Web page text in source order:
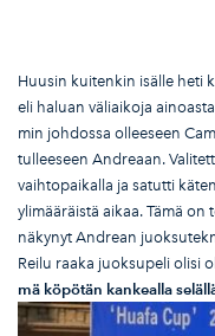
Huusin kuitenkin isälle heti
eli haluan väliaikoja
min johdossa olleeseen
tulleeseen Andreaan.
vaihtopaikalla ja satutti
ylimääräistä aikaa. Tämä
näkynyt Andrean
Reilu raaka juoksupeli olisi
mä köpötän kankealla sel äll